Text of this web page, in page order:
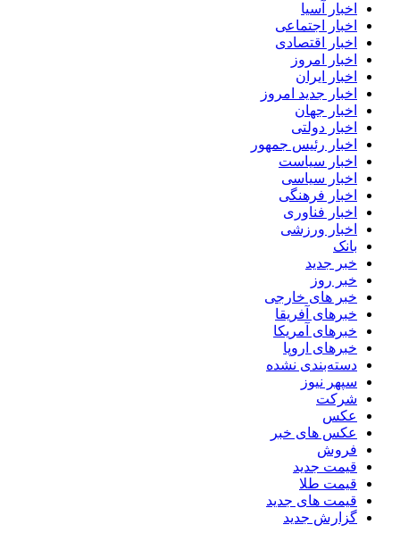
اخبار آسیا
اخبار اجتماعی
اخبار اقتصادی
اخبار امروز
اخبار ایران
اخبار جدید امروز
اخبار جهان
اخبار دولتی
اخبار رئیس جمهور
اخبار سیاست
اخبار سیاسی
اخبار فرهنگی
اخبار فناوری
اخبار ورزشی
بانک
خبر جدید
خبر روز
خبر های خارجی
خبرهای آفریقا
خبرهای آمریکا
خبرهای اروپا
دسته‌بندی نشده
سپهر نیوز
شرکت
عکس
عکس های خبر
فروش
قیمت جدید
قیمت طلا
قیمت های جدید
گزارش جدید